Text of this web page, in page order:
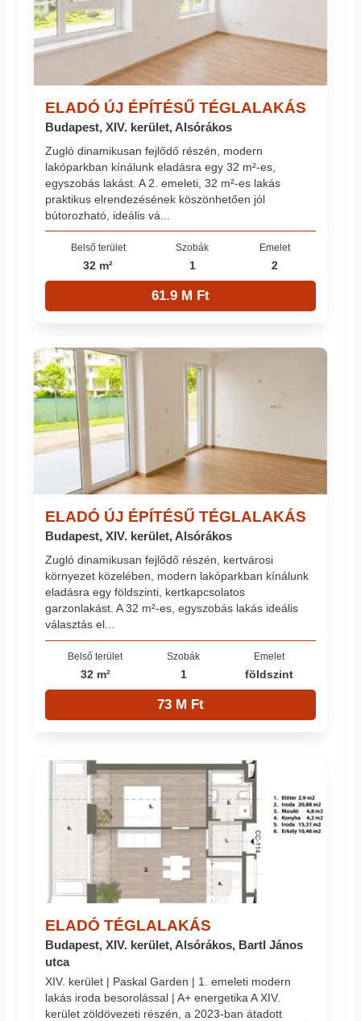
ELADÓ ÚJ ÉPÍTÉSŰ TÉGLALAKÁS
Budapest, XIV. kerület, Alsórákos
Zugló dinamikusan fejlődő részén, modern
lakóparkban kínálunk eladásra egy 32 m²-es,
egyszobás lakást. A 2. emeleti, 32 m²-es lakás
praktikus elrendezésének köszönhetően jól
bútorozható, ideális vá...
Belső terület
32 m²
Szobák
1
Emelet
2
61.9 M Ft
ELADÓ ÚJ ÉPÍTÉSŰ TÉGLALAKÁS
Budapest, XIV. kerület, Alsórákos
Zugló dinamikusan fejlődő részén, kertvárosi
környezet közelében, modern lakóparkban kínálunk
eladásra egy földszinti, kertkapcsolatos
garzonlakást. A 32 m²-es, egyszobás lakás ideális
választás el...
Belső terület
32 m²
Szobák
1
Emelet
földszint
73 M Ft
ELADÓ TÉGLALAKÁS
Budapest, XIV. kerület, Alsórákos, Bartl János
utca
XIV. kerület | Paskal Garden | 1. emeleti modern
lakás iroda besorolással | A+ energetika A XIV.
kerület zöldövezeti részén, a 2023-ban átadott